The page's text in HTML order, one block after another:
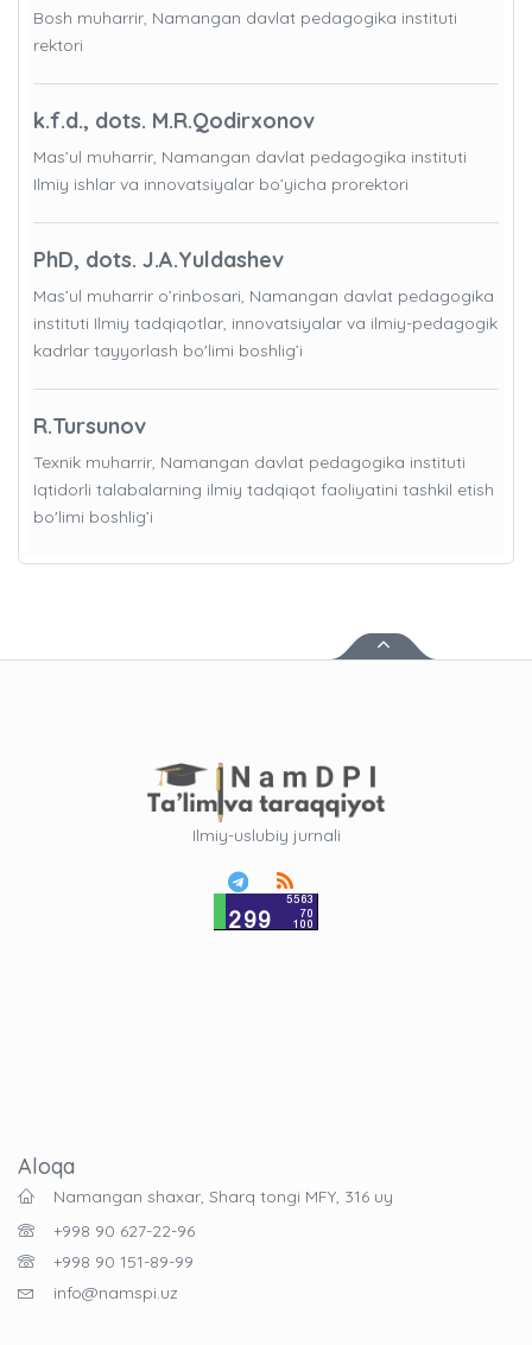
Bosh muharrir, Namangan davlat pedagogika instituti
rektori
k.f.d., dots. M.R.Qodirxonov
Mas’ul muharrir, Namangan davlat pedagogika instituti
Ilmiy ishlar va innovatsiyalar bo’yicha prorektori
PhD, dots. J.A.Yuldashev
Mas’ul muharrir o’rinbosari, Namangan davlat pedagogika
instituti Ilmiy tadqiqotlar, innovatsiyalar va ilmiy-pedagogik
kadrlar tayyorlash bo'limi boshlig’i
R.Tursunov
Texnik muharrir, Namangan davlat pedagogika instituti
Iqtidorli talabalarning ilmiy tadqiqot faoliyatini tashkil etish
bo'limi boshlig’i
Ilmiy-uslubiy jurnali
Aloqa
Namangan shaxar, Sharq tongi MFY, 316 uy
+998 90 627-22-96
+998 90 151-89-99
info@namspi.uz